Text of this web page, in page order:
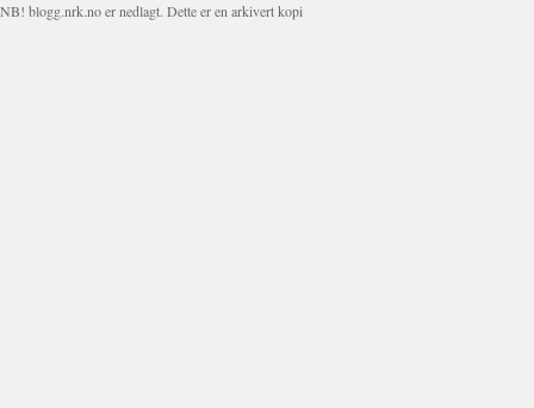
NB! blogg.nrk.no er nedlagt. Dette er en arkivert kopi